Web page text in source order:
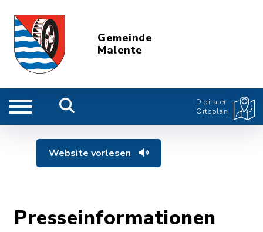
Gemeinde
Malente
Digitaler
Ortsplan
Website vorlesen
Presseinformationen